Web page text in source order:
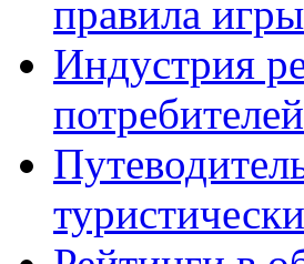
правила
Индустрия